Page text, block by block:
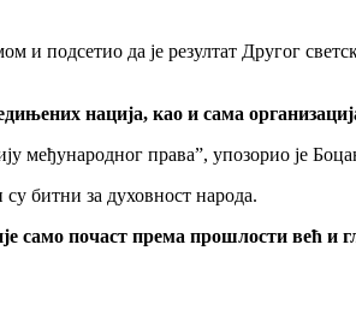
подсетио да је резултат Другог
нација, као и сама
међународног права”, упозорио је
битни за духовност народа.
само почаст према прошлости већ и